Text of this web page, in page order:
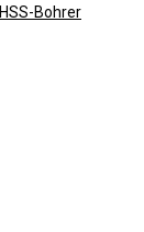
HSS-Bohrer